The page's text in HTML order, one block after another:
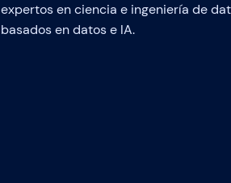
expertos en ciencia e ingeniería de
basados en datos e IA.